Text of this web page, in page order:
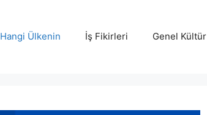
Hangi Ülkenin İş Fikirleri Genel Kültür